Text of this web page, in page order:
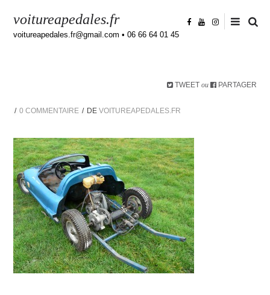
voitureapedales.fr
voitureapedales.fr@gmail.com • 06 66 64 01 45
TWEET ou PARTAGER
0 COMMENTAIRE DEVOITUREAPEDALES.FR